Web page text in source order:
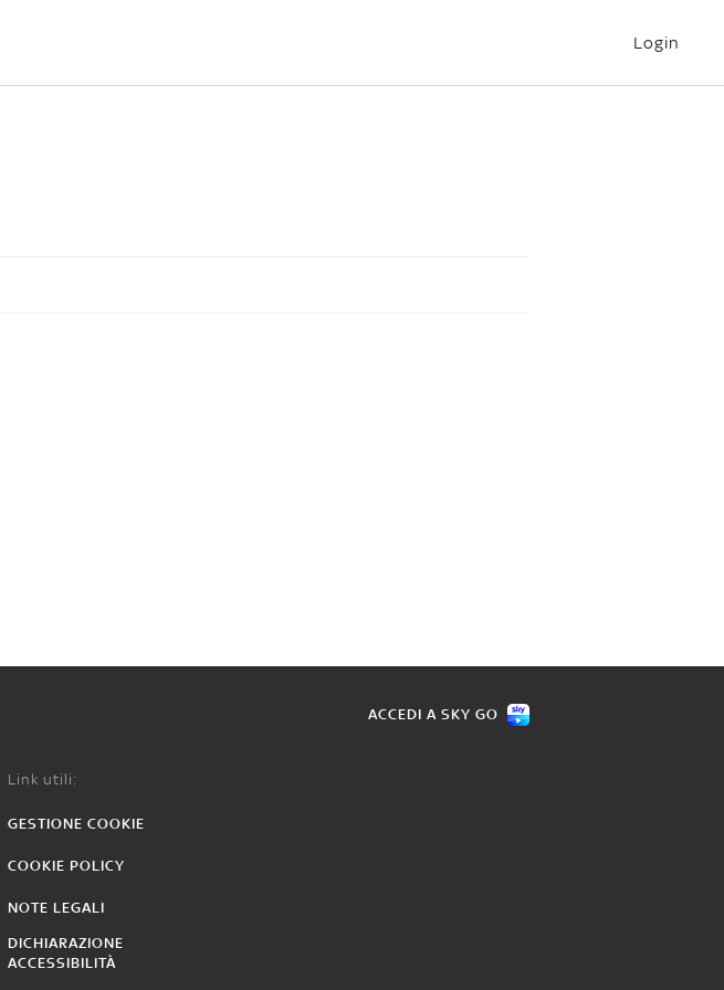
Login
ACCEDI A SKY GO
Link utili:
GESTIONE COOKIE
COOKIE POLICY
NOTE LEGALI
DICHIARAZIONE
ACCESSIBILITÀ